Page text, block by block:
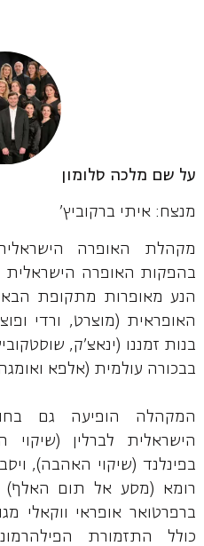
על שם מלכה סלומון
מנצח: איתי ברקוביץ'
מקהלת האופרה
בהפקות האופרה הישראלית
הנע מאופרות מתקופת
האופראית (מוצרט, ורדי
בנות זמננו (ינאצ’ק,
בבכורה עולמית (אלפא
המקהלה הופיעה גם
הישראלית לברלין (שיקוי
בפינלנד (שיקוי האהבה),
רומא (מסע אל תום האלף)
ברפרטואר אופראי ווקאלי
כולל התזמורת